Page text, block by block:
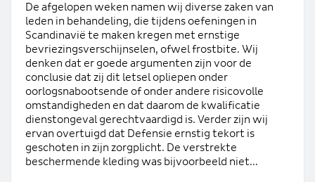
De afgelopen weken namen wij diverse zaken van
leden in behandeling, die tijdens oefeningen in
Scandinavië te maken kregen met ernstige
bevriezingsverschijnselen, ofwel frostbite. Wij
denken dat er goede argumenten zijn voor de
conclusie dat zij dit letsel opliepen onder
oorlogsnabootsende of onder andere risicovolle
omstandigheden en dat daarom de kwalificatie
dienstongeval gerechtvaardigd is. Verder zijn wij
ervan overtuigd dat Defensie ernstig tekort is
geschoten in zijn zorgplicht. De verstrekte
beschermende kleding was bijvoorbeeld niet...